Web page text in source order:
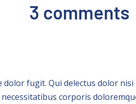
3 comments
fugit. Qui delectus dolor
corporis